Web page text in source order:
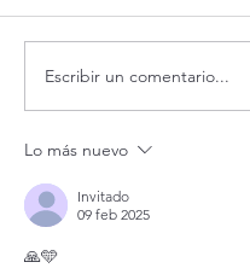
Coronilla de la Divina
Misericordia.
Escribir un comentario...
Lo más nuevo
Invitado
09 feb 2025
🙏🩵